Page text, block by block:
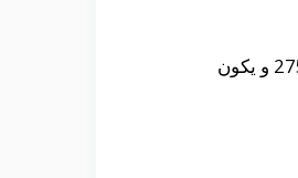
حيث أنه من الممكن التعرف على التردد الخاص بأستقبال القناة على القمر الصناعى نايل سات و هو 11179 و معدل الترميز هو 27500 و يكون